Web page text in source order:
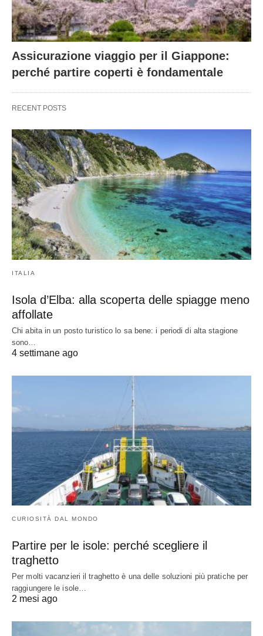
Assicurazione viaggio per il Giappone:
perché partire coperti è fondamentale
RECENT POSTS
ITALIA
Isola d’Elba: alla scoperta delle spiagge meno
affollate
Chi abita in un posto turistico lo sa bene: i periodi di alta stagione
sono…
4 settimane ago
CURIOSITÀ DAL MONDO
Partire per le isole: perché scegliere il
traghetto
Per molti vacanzieri il traghetto è una delle soluzioni più pratiche per
raggiungere le isole…
2 mesi ago